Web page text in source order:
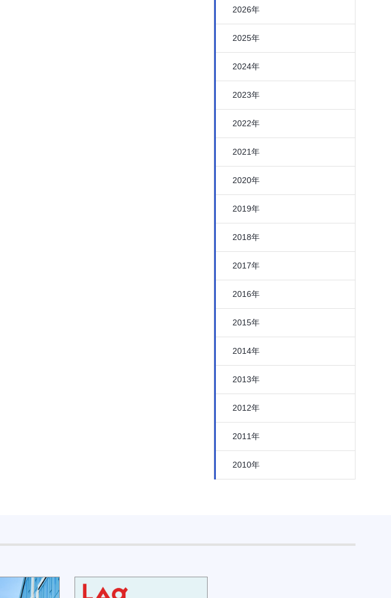
2026年
2025年
2024年
2023年
2022年
2021年
2020年
2019年
2018年
2017年
2016年
2015年
2014年
2013年
2012年
2011年
2010年